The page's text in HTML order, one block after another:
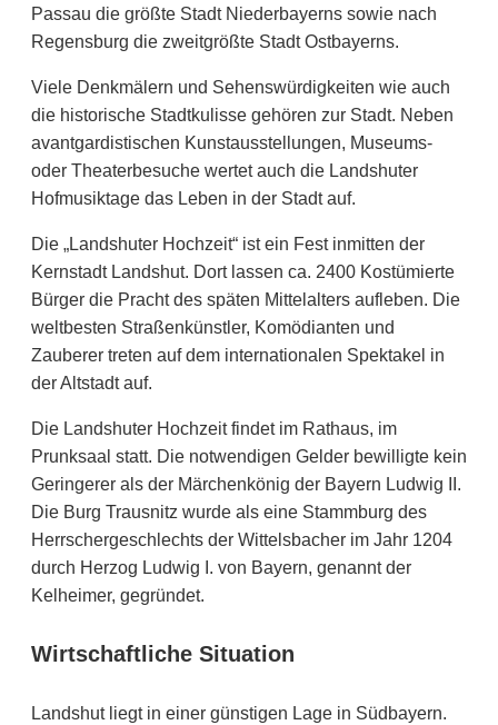
Passau die größte Stadt Niederbayerns sowie nach
Regensburg die zweitgrößte Stadt Ostbayerns.
Viele Denkmälern und Sehenswürdigkeiten wie auch
die historische Stadtkulisse gehören zur Stadt. Neben
avantgardistischen Kunstausstellungen, Museums-
oder Theaterbesuche wertet auch die Landshuter
Hofmusiktage das Leben in der Stadt auf.
Die „Landshuter Hochzeit“ ist ein Fest inmitten der
Kernstadt Landshut. Dort lassen ca. 2400 Kostümierte
Bürger die Pracht des späten Mittelalters aufleben. Die
weltbesten Straßenkünstler, Komödianten und
Zauberer treten auf dem internationalen Spektakel in
der Altstadt auf.
Die Landshuter Hochzeit findet im Rathaus, im
Prunksaal statt. Die notwendigen Gelder bewilligte kein
Geringerer als der Märchenkönig der Bayern Ludwig II.
Die Burg Trausnitz wurde als eine Stammburg des
Herrschergeschlechts der Wittelsbacher im Jahr 1204
durch Herzog Ludwig I. von Bayern, genannt der
Kelheimer, gegründet.
Wirtschaftliche Situation
Landshut liegt in einer günstigen Lage in Südbayern.